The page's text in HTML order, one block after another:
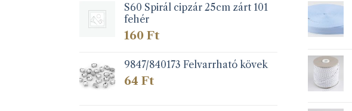
S60 Spirál cipzár 25cm zárt 101
fehér
160 Ft
9847/840173 Felvarrható kövek
64 Ft